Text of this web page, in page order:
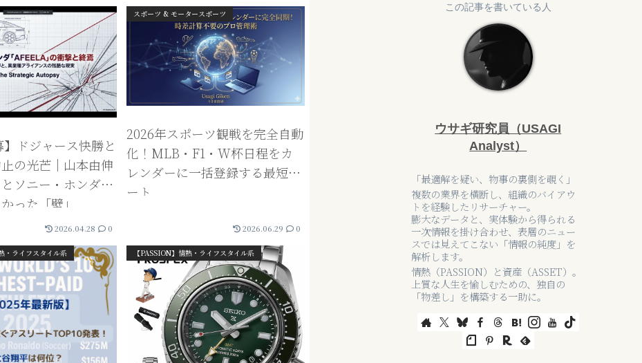
】ドジャース快勝と
の光芒｜山本由伸
ソニー・ホンダが
った「壁」
2026.04.28 0
スポーツ & モータースポーツ
2026年スポーツ観戦を完全自動
化！MLB・F1・W杯日程をカ
レンダーに一括登録する最短ル
ート
2026.06.29 0
・ライフスタイル系 【PASSION】情熱・ライフスタイル系
この記事を書いている人
ウサギ研究員（USAGI
Analyst）
「最適解を疑い、物事の裏側を覗く」
複数の業界を横断し、組織のバイアウ
トを経験したリサーチャー。
膨大なデータと、実体験から得られる
一次情報を掛け合わせ、表層のニュー
スでは見えてこない「情報の純度」を
解析します。
情熱（PASSION）と資産（ASSET）。
上質な人生を愉しむための、独自の
「物差し」を構築する一助に。